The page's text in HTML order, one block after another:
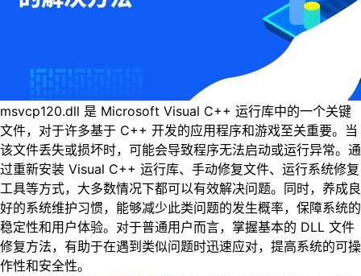
msvcp120.dll 是 Microsoft Visual C++ 运行库中的一个关键
文件，对于许多基于 C++ 开发的应用程序和游戏至关重要。当
该文件丢失或损坏时，可能会导致程序无法启动或运行异常。通
过重新安装 Visual C++ 运行库、手动修复文件、运行系统修复
工具等方式，大多数情况下都可以有效解决问题。同时，养成良
好的系统维护习惯，能够减少此类问题的发生概率，保障系统的
稳定性和用户体验。对于普通用户而言，掌握基本的 DLL 文件
修复方法，有助于在遇到类似问题时迅速应对，提高系统的可操
作性和安全性。